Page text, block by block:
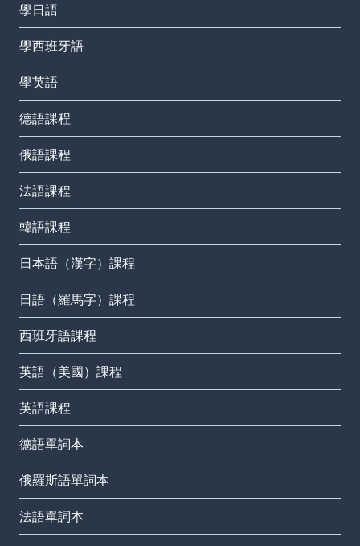
學日語
學西班牙語
學英語
德語課程
俄語課程
法語課程
韓語課程
日本語（漢字）課程
日語（羅馬字）課程
西班牙語課程
英語（美國）課程
英語課程
德語單詞本
俄羅斯語單詞本
法語單詞本